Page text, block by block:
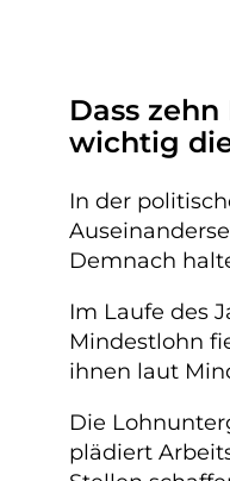
Dass
wichtig
In der
Demnach
Im Laufe des
Mindestlohn
ihnen laut
Die
plädiert